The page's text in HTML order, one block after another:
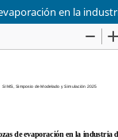
en la